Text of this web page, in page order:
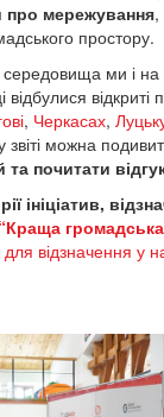
про мережування,
простору.
ми і на
відкриті
, Черкасах,
звіті можна
та почитати
ініціатив,
громадська
відзначення у